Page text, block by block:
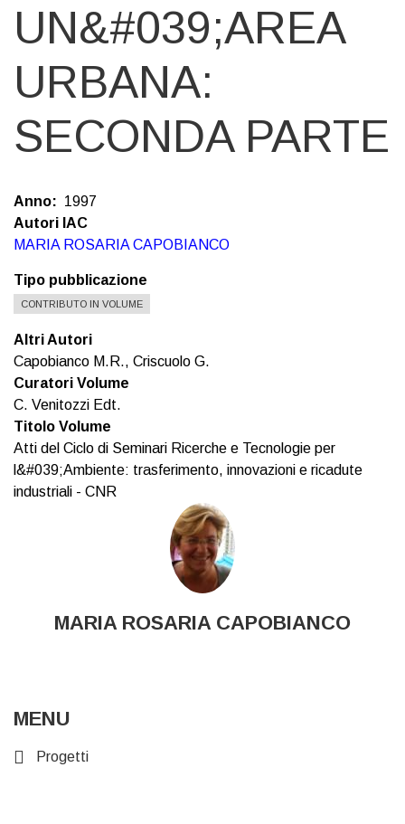
UN&#039;AREA
URBANA:
SECONDA PARTE
Anno
1997
Autori IAC
MARIA ROSARIA CAPOBIANCO
Tipo pubblicazione
CONTRIBUTO IN VOLUME
Altri Autori
Capobianco M.R., Criscuolo G.
Curatori Volume
C. Venitozzi Edt.
Titolo Volume
Atti del Ciclo di Seminari Ricerche e Tecnologie per
l&#039;Ambiente: trasferimento, innovazioni e ricadute
industriali - CNR
MARIA ROSARIA CAPOBIANCO
MENU
Progetti